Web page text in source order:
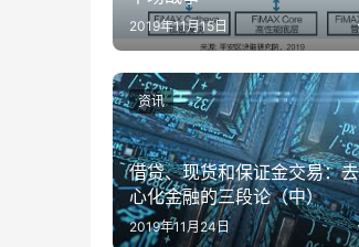
2019年11月15日
借贷、现货和保证金交易：
心化金融的三段论（中）
2019年11月24日
资讯